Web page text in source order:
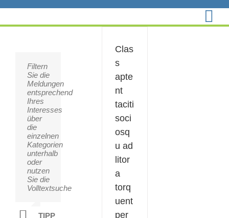
springen
Clas
s
apte
nt
taciti
soci
osq
u ad
litor
a
torq
uent
per
Filtern
Sie die
Meldungen
entsprechend
Ihres
Interesses
über
die
einzelnen
Kategorien
unterhalb
oder
nutzen
Sie die
Volltextsuche
TIPP
Sie
möchten
Inhalte
zum
Markt
Pförring
veröffentlichen?
Wir
nehmen
gerne
Ihre
Vorschläge
auf
und
infomieren